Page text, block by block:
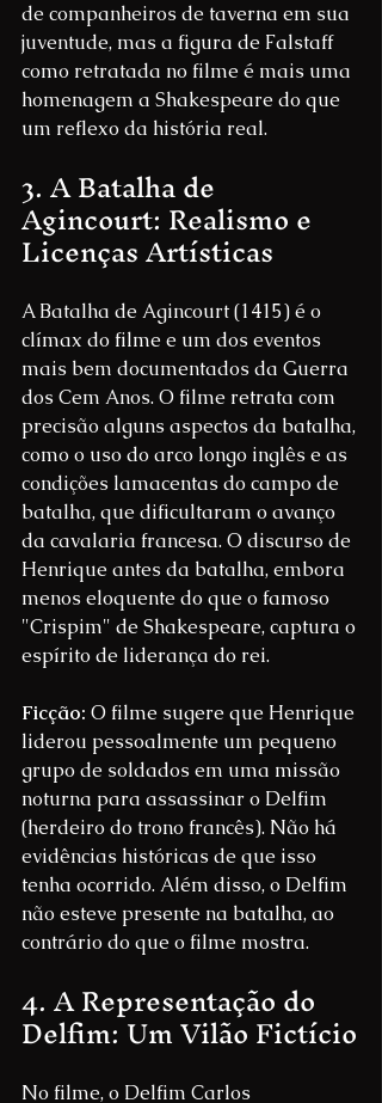
de companheiros de taverna em sua
juventude, mas a figura de Falstaff
como retratada no filme é mais uma
homenagem a Shakespeare do que
um reflexo da história real.
3. A Batalha de
Agincourt: Realismo e
Licenças Artísticas
A Batalha de Agincourt (1415) é o
clímax do filme e um dos eventos
mais bem documentados da Guerra
dos Cem Anos. O filme retrata com
precisão alguns aspectos da batalha,
como o uso do arco longo inglês e as
condições lamacentas do campo de
batalha, que dificultaram o avanço
da cavalaria francesa. O discurso de
Henrique antes da batalha, embora
menos eloquente do que o famoso
"Crispim" de Shakespeare, captura o
espírito de liderança do rei.
Ficção: O filme sugere que Henrique
liderou pessoalmente um pequeno
grupo de soldados em uma missão
noturna para assassinar o Delfim
(herdeiro do trono francês). Não há
evidências históricas de que isso
tenha ocorrido. Além disso, o Delfim
não esteve presente na batalha, ao
contrário do que o filme mostra.
4. A Representação do
Delfim: Um Vilão Fictício
No filme, o Delfim Carlos